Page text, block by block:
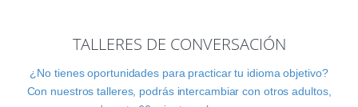
TALLERES DE CONVERSACIÓN
¿No tienes oportunidades para practicar tu idioma objetivo?
Con nuestros talleres, podrás intercambiar con otros adultos,